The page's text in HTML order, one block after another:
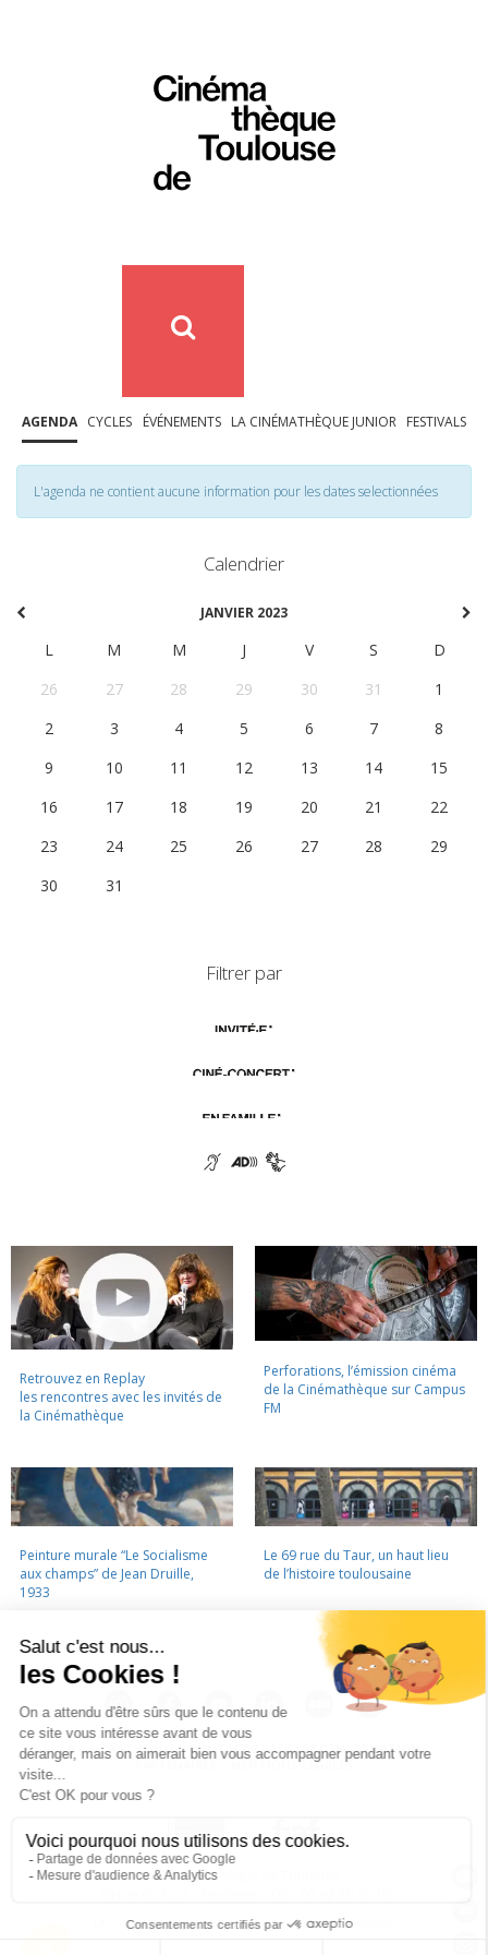
AGENDA CYCLES ÉVÉNEMENTS LA CINÉMATHÈQUE JUNIOR FESTIVALS
L'agenda ne contient aucune information pour les dates selectionnées
Calendrier
JANVIER 2023
L M M J V S
D
26
27 28 29 30 31
1
2
3 4 5 6 7
8
9
10 11 12 13 14
15
16
17 18 19 20 21
22
23
24 25 26 27 28
29
30
31
Filtrer par
Retrouvez en Replay
les rencontres avec les invités de
la Cinémathèque
Perforations, l’émission cinéma
de la Cinémathèque sur Campus
FM
Peinture murale “Le Socialisme
aux champs” de Jean Druille,
1933
Le 69 rue du Taur, un haut lieu
de l’histoire toulousaine
LA CINÉMATHÈQUE · CONTACTS · LETTRE D'INFORMATION ·
PARTENAIRES · MENTIONS LÉGALES
La Cinémathèque de Toulouse
La Cinémathèque de Toulouse © 2015. Tous droits réservés.